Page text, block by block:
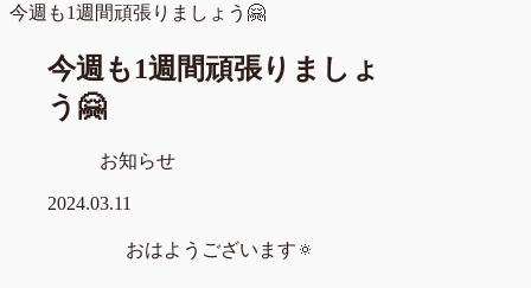
今週も1週間頑張りましょう🤗
今週も1週間頑張りましょ
う🤗
お知らせ
2024.03.11
おはようございます🔅